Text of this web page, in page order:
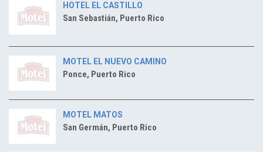
HOTEL EL CASTILLO
San Sebastián, Puerto Rico
MOTEL EL NUEVO CAMINO
Ponce, Puerto Rico
MOTEL MATOS
San Germán, Puerto Rico